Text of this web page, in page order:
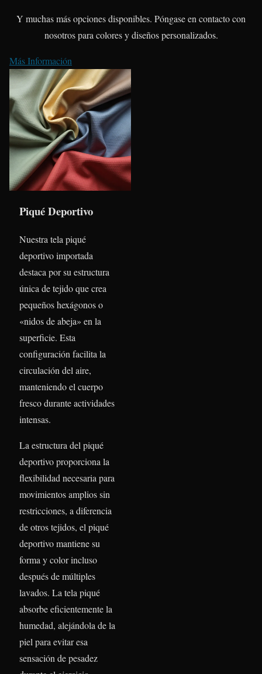
Y muchas más opciones disponibles. Póngase en contacto con
nosotros para colores y diseños personalizados.
Más Información
Piqué Deportivo
Nuestra tela piqué
deportivo importada
destaca por su estructura
única de tejido que crea
pequeños hexágonos o
«nidos de abeja» en la
superficie. Esta
configuración facilita la
circulación del aire,
manteniendo el cuerpo
fresco durante actividades
intensas.
La estructura del piqué
deportivo proporciona la
flexibilidad necesaria para
movimientos amplios sin
restricciones, a diferencia
de otros tejidos, el piqué
deportivo mantiene su
forma y color incluso
después de múltiples
lavados. La tela piqué
absorbe eficientemente la
humedad, alejándola de la
piel para evitar esa
sensación de pesadez